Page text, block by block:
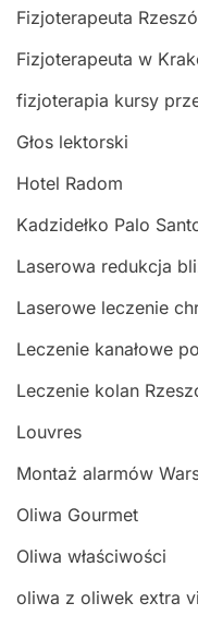
Fizjoterapeuta
Fizjoterapeuta w
fizjoterapia kursy
Głos lektorski
Hotel Radom
Kadzidełko Palo
Laserowa redukcja
Laserowe leczenie
Leczenie kanałowe
Leczenie kolan
Louvres
Montaż alarmów
Oliwa Gourmet
Oliwa właściwości
oliwa z oliwek extra